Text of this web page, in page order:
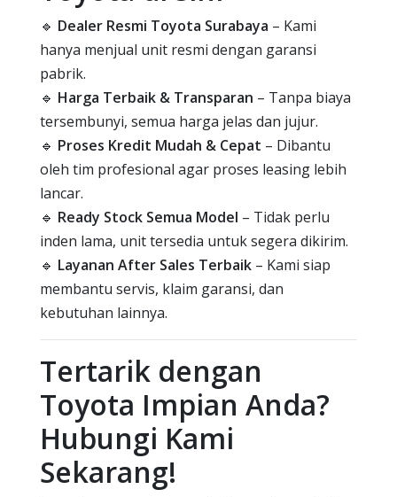
🔹 Dealer Resmi Toyota Surabaya – Kami
hanya menjual unit resmi dengan garansi
pabrik.
🔹 Harga Terbaik & Transparan – Tanpa biaya
tersembunyi, semua harga jelas dan jujur.
🔹 Proses Kredit Mudah & Cepat – Dibantu
oleh tim profesional agar proses leasing lebih
lancar.
🔹 Ready Stock Semua Model – Tidak perlu
inden lama, unit tersedia untuk segera dikirim.
🔹 Layanan After Sales Terbaik – Kami siap
membantu servis, klaim garansi, dan
kebutuhan lainnya.
Tertarik dengan
Toyota Impian Anda?
Hubungi Kami
Sekarang!